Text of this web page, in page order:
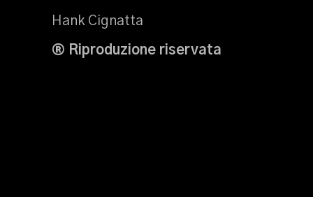
Hank Cignatta
® Riproduzione riservata